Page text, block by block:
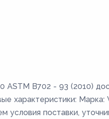
ASTM B702 - 93 (2010)
характеристики: Марка:
условия поставки,